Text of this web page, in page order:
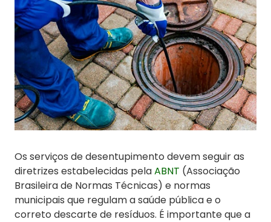
Os serviços de desentupimento devem seguir as
diretrizes estabelecidas pelaABNT (Associação
Brasileira de Normas Técnicas) e normas
municipais que regulam a saúde pública e o
correto descarte de resíduos. É importante que a